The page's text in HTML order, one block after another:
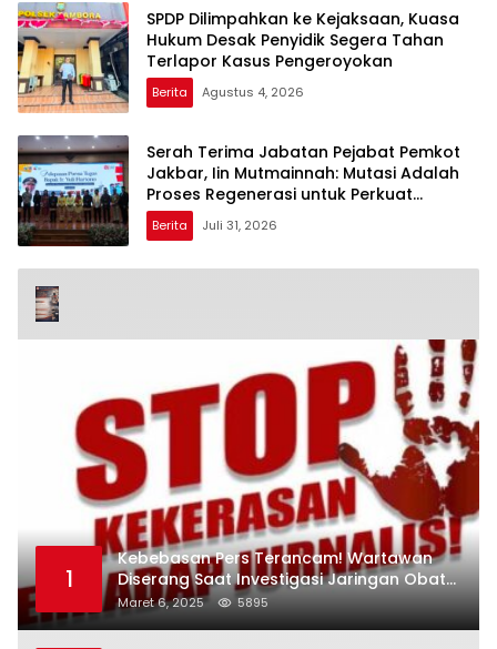
SPDP Dilimpahkan ke Kejaksaan, Kuasa
Hukum Desak Penyidik Segera Tahan
Terlapor Kasus Pengeroyokan
Berita Agustus 4, 2026
Serah Terima Jabatan Pejabat Pemkot
Jakbar, Iin Mutmainnah: Mutasi Adalah
Proses Regenerasi untuk Perkuat
Pelayanan Publik
Berita Juli 31, 2026
1
Kebebasan Pers Terancam! Wartawan
Diserang Saat Investigasi Jaringan Obat
Terlarang
Maret 6, 2025 5895